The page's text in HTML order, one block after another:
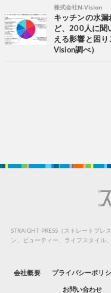
株式会社N-Vision
キッチンの水
ど、200人に聞
える影響と困
Vision調べ）
STRAIGHT PRESS（ストレートプレ
ン、ビューティー、ライフスタイル
会社概要 プライバシーポリ
お問い合わせ